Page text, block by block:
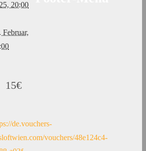
20:00
Februar,
15€
de.vouchers-
vouchers/48e124c4-